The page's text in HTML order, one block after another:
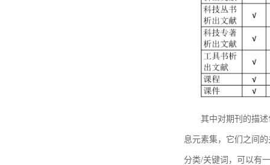
其中对期刊的描
息元素集，它们之间
分类/关键词，可以有